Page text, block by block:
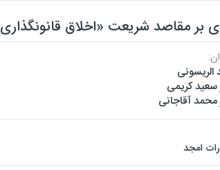
بر مقاصد شریعت «اخلاق قانونگذاری 1»
الریسونی
سعید کریمی
محمد آقاجانی
امجد